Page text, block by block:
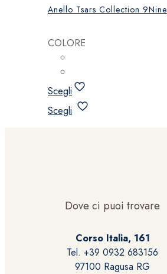
Anello Tsars Collection 9Nine
COLORE
Scegli
Scegli Questo
possono
scelte
nella
pagina
Dove ci puoi trovare
Corso Italia, 161
Tel. +39 0932 683156
97100 Ragusa RG